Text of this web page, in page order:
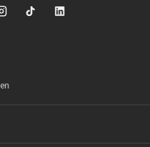
auf Youtube
Sparkasse auf Instagram
Sparkasse auf TikTok
Sparkasse auf LinkedIn